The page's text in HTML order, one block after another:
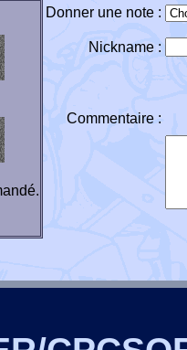
Donner une note :
Nickname :
Commentaire :